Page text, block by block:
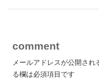
comment
メールアドレスが公開され
る欄は必須項目です